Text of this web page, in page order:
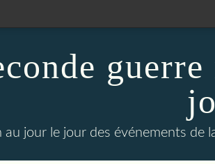
au jour le jour des événements de